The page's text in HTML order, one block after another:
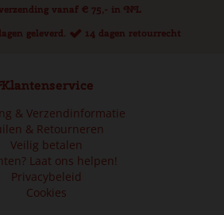
vanaf € 75,- in NL
geleverd.
14 dagen retourrecht
& Verzendinformatie
& Retourneren
Veilig betalen
Laat ons helpen!
Privacybeleid
Cookies